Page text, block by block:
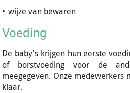
• wijze van bewaren
Voeding
De baby's krijgen hun eerste
of borstvoeding voor de
meegegeven. Onze medewerkers
klaar.